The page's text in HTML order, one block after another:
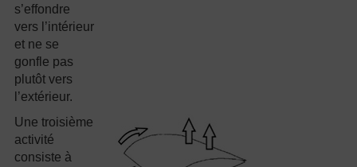
s’effondre
vers l’intérieur
et ne se
gonfle pas
plutôt vers
l’extérieur.
Une troisième
activité
consiste à